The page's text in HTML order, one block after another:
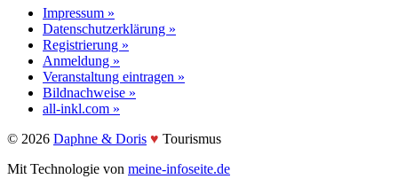
Impressum »
Datenschutzerklärung »
Registrierung »
Anmeldung »
Veranstaltung eintragen »
Bildnachweise »
all-inkl.com »
©️ 2026 Daphne & Doris ♥️ Tourismus
Mit Technologie von meine-infoseite.de